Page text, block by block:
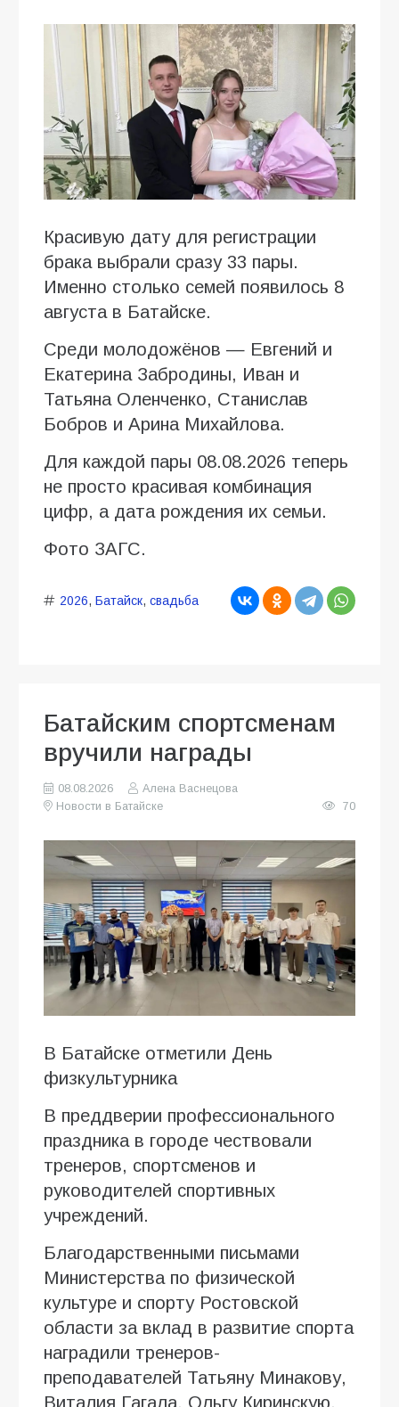
Красивую дату для регистрации
брака выбрали сразу 33 пары.
Именно столько семей появилось 8
августа в Батайске.
Среди молодожёнов — Евгений и
Екатерина Забродины, Иван и
Татьяна Оленченко, Станислав
Бобров и Арина Михайлова.
Для каждой пары 08.08.2026 теперь
не просто красивая комбинация
цифр, а дата рождения их семьи.
Фото ЗАГС.
2026, Батайск, свадьба
Батайским спортсменам
вручили награды
08.08.2026
Алена Васнецова
Новости в Батайске
70
В Батайске отметили День
физкультурника
В преддверии профессионального
праздника в городе чествовали
тренеров, спортсменов и
руководителей спортивных
учреждений.
Благодарственными письмами
Министерства по физической
культуре и спорту Ростовской
области за вклад в развитие спорта
наградили тренеров-
преподавателей Татьяну Минакову,
Виталия Гагала, Ольгу Киринскую,